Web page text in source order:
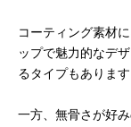
コーティング素材
ップで魅力的なデ
るタイプもあります
一方、無骨さが好